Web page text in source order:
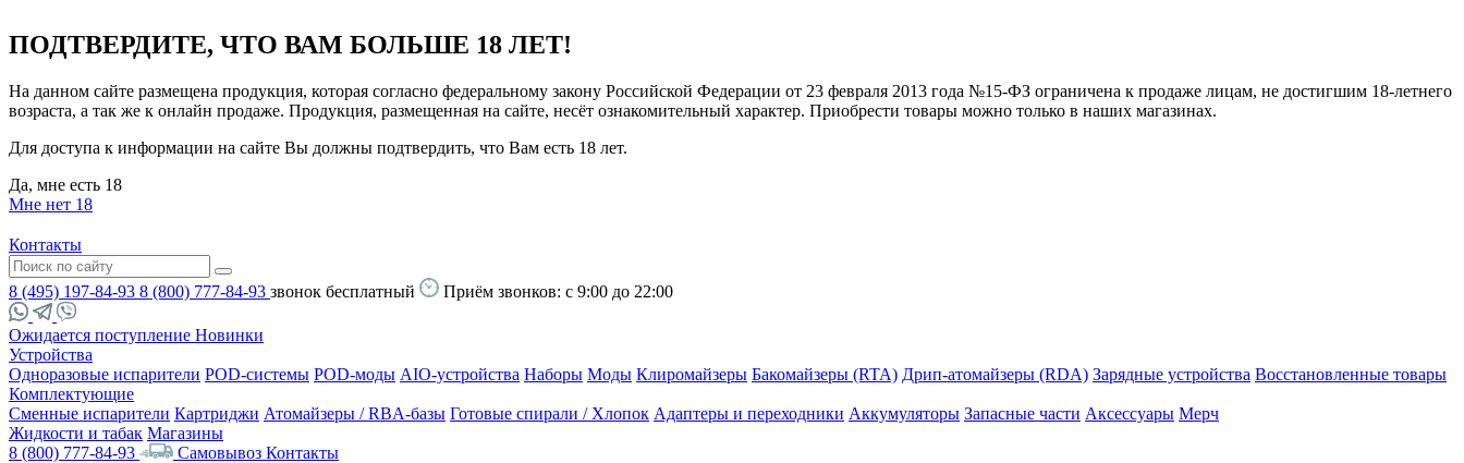
ПОДТВЕРДИТЕ, ЧТО ВАМ БОЛЬШЕ 18 ЛЕТ!
На данном сайте размещена продукция, которая согласно федеральному закону Российской Федерации от 23 февраля 2013 года №15-ФЗ ограничена к продаже лицам, не достигшим 18-летнего
возраста, а так же к онлайн продаже. Продукция, размещенная на сайте, несёт ознакомительный характер. Приобрести товары можно только в наших магазинах.
Для доступа к информации на сайте Вы должны подтвердить, что Вам есть 18 лет.
Да, мне есть 18
Мне нет 18
Контакты
8 (495) 197-84-93 8 (800) 777-84-93 звонок бесплатный Приём звонков: с 9:00 до 22:00
Ожидается поступление Новинки
Устройства
Одноразовые испарители POD-системы POD-моды AIO-устройства Наборы Моды Клиромайзеры Бакомайзеры (RTA) Дрип-атомайзеры (RDA) Зарядные устройства Восстановленные товары
Комплектующие
Сменные испарители Картриджи Атомайзеры / RBA-базы Готовые спирали / Хлопок Адаптеры и переходники Аккумуляторы Запасные части Аксессуары Мерч
Жидкости и табак Магазины
8 (800) 777-84-93
Самовывоз Контакты